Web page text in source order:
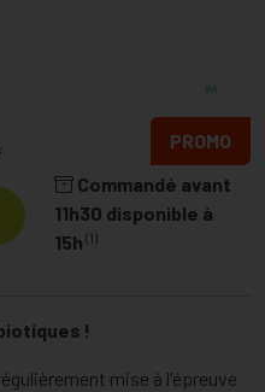
PROMO
Commandé avant
11h30 disponible à
15h (1)
!
mise à l'épreuve